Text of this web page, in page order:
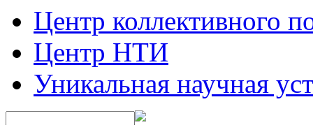
Центр коллективного
Центр НТИ
Уникальная научная